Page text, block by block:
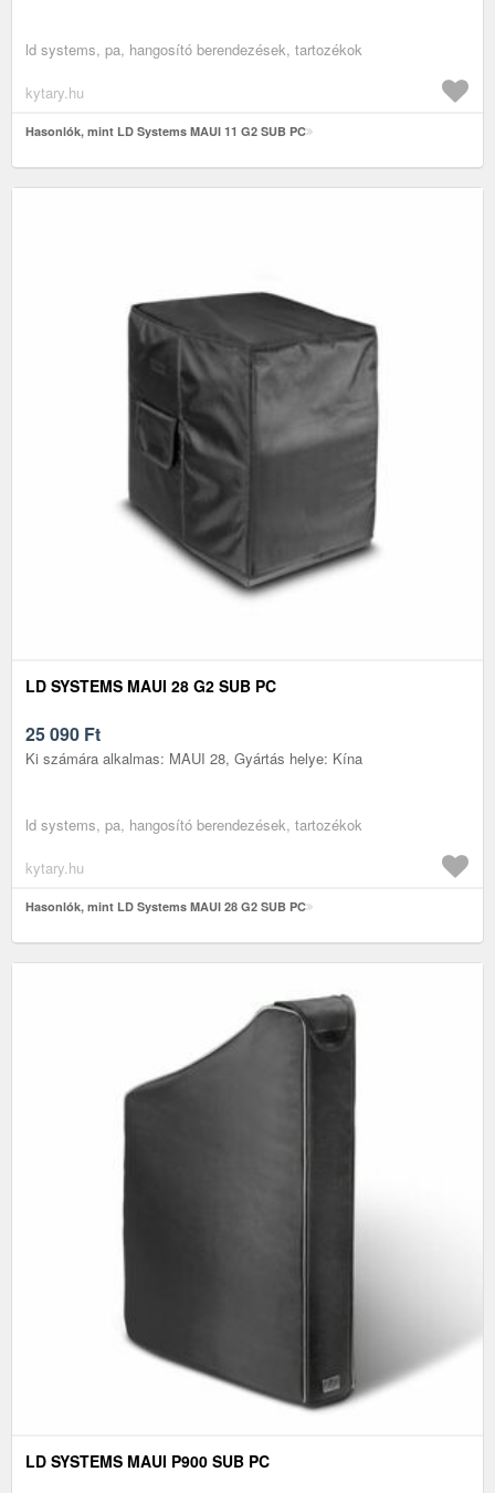
ld systems, pa, hangosító berendezések, tartozékok
kytary.hu
Hasonlók, mint LD Systems MAUI 11 G2 SUB PC
LD SYSTEMS MAUI 28 G2 SUB PC
25 090 Ft
Ki számára alkalmas: MAUI 28, Gyártás helye: Kína
ld systems, pa, hangosító berendezések, tartozékok
kytary.hu
Hasonlók, mint LD Systems MAUI 28 G2 SUB PC
LD SYSTEMS MAUI P900 SUB PC